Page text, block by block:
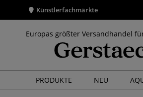
Künstlerfachmärkte
Europas größter Versandhandel
PRODUKTE NEU